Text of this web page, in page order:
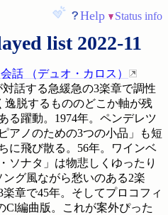
Help Status info
list 2022-11
会話 （デュオ・カロス ）
対話する急緩急の3楽章で調性
逸脱するもののどこか軸が残
る躍動。1974年。ペンデレツ
アノのための3つの小品」も短
に飛び散る。56年。ワインベ
ソナタ」は物悲しくゆったり
グ風ながら愁いのある2楽
章で45年。そしてプロコフィ
Cl編曲版。これが案外ぴった